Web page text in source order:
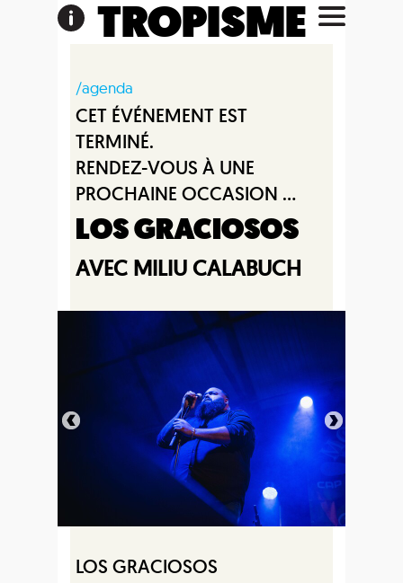
TROPISME
/agenda
CET ÉVÉNEMENT EST
TERMINÉ.
RENDEZ-VOUS À UNE
PROCHAINE OCCASION ...
LOS GRACIOSOS
AVEC MILIU CALABUCH
LOS GRACIOSOS